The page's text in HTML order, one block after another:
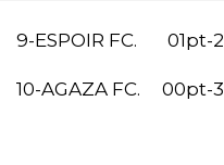
9-ESPOIR FC. 01pt-2
10-AGAZA FC. 00pt-3